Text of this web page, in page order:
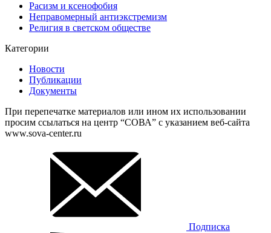
Расизм и ксенофобия
Неправомерный антиэкстремизм
Религия в светском обществе
Категории
Новости
Публикации
Документы
При перепечатке материалов или ином их использовании
просим ссылаться на центр “СОВА” с указанием веб-сайта
www.sova-center.ru
Подписка